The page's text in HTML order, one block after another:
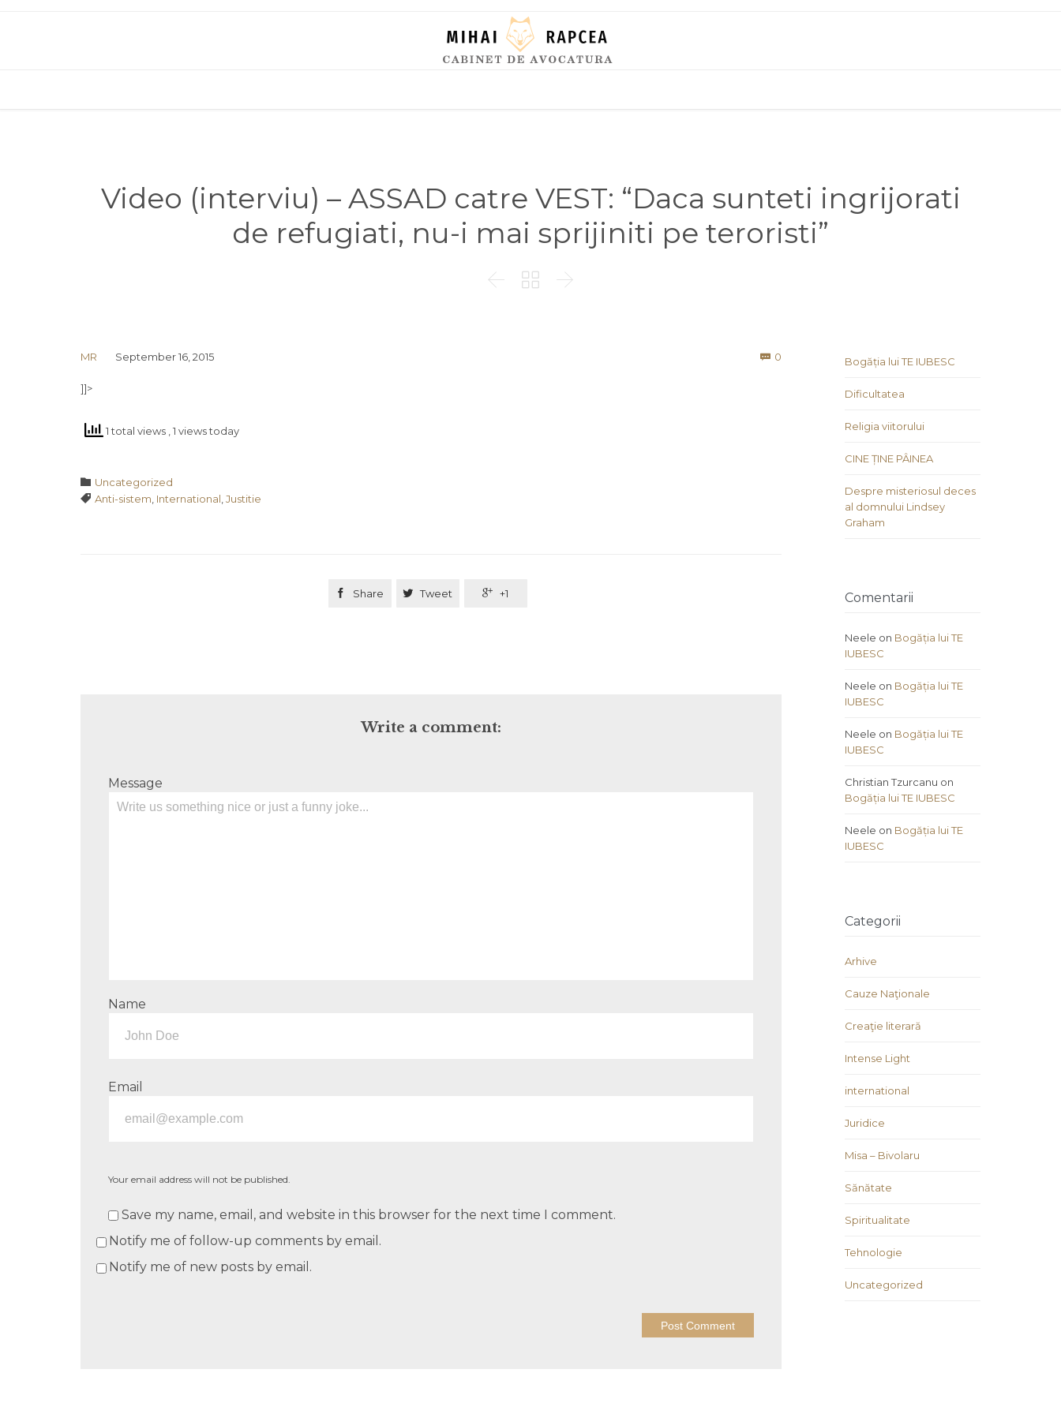
Video (interviu) – ASSAD catre VEST: “Daca sunteti ingrijorati
de refugiati, nu-i mai sprijiniti pe teroristi”
  
MR September 16, 2015  0
]]>
1 total views , 1 views today
 Category
Uncategorized
 Tags
Anti-sistem International Justitie
 Share  Tweet  +1
Write a comment:
Message
Name
Email
Your email address will not be published.
Save my name, email, and website in this browser for the next time I comment.
Notify me of follow-up comments by email.
Notify me of new posts by email.
Bogăția lui TE IUBESC
Dificultatea
Religia viitorului
CINE ȚINE PÂINEA
Despre misteriosul deces
al domnului Lindsey
Graham
Comentarii
Neele on Bogăția lui TE
IUBESC
Neele on Bogăția lui TE
IUBESC
Neele on Bogăția lui TE
IUBESC
Christian Tzurcanu on
Bogăția lui TE IUBESC
Neele on Bogăția lui TE
IUBESC
Categorii
Arhive
Cauze Naţionale
Creaţie literară
Intense Light
international
Juridice
Misa – Bivolaru
Sănătate
Spiritualitate
Tehnologie
Uncategorized